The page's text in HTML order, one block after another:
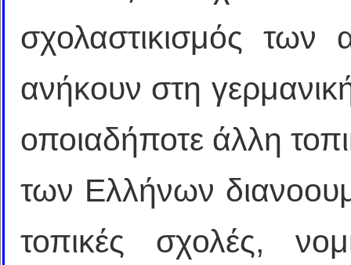
σχολαστικισμός
ανήκουν στη
οποιαδήποτε άλλη
των Ελλήνων
τοπικές σχολές,